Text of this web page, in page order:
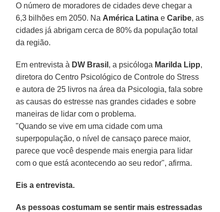
O número de moradores de cidades deve chegar a
6,3 bilhões em 2050. Na América Latina eCaribe, as
cidades já abrigam cerca de 80% da população total
da região.
Em entrevista à DW Brasil , a psicóloga Marilda Lipp,
diretora do Centro Psicológico de Controle do Stress
e autora de 25 livros na área da Psicologia, fala sobre
as causas do estresse nas grandes cidades e sobre
maneiras de lidar com o problema.
"Quando se vive em uma cidade com uma
superpopulação, o nível de cansaço parece maior,
parece que você despende mais energia para lidar
com o que está acontecendo ao seu redor", afirma.
Eis a entrevista.
As pessoas costumam se sentir mais estressadas